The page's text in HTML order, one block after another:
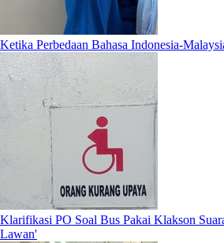
Ketika Perbedaan Bahasa Indonesia-
Klarifikasi PO Soal Bus Pakai Klakson
Lawan'